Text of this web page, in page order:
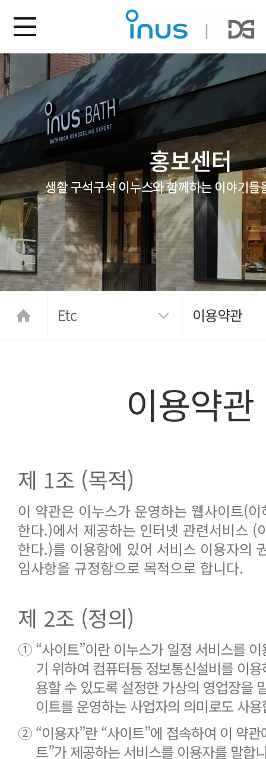
Etc 이용약관
이용약관
제 1조 (목적)
이 약관은 이누스가 운영하는 웹사이트(
한다.)에서 제공하는 인터넷 관련서비스 (
한다.)를 이용함에 있어 서비스 이용자의
임사항을 규정함으로 목적으로 합니다.
제 2조 (정의)
① “사이트”이란 이누스가 일정 서비스를
기 위하여 컴퓨터등 정보통신설비를 이
용할 수 있도록 설정한 가상의 영업장을
이트를 운영하는 사업자의 의미로도 사
② “이용자”란 “사이트”에 접속하여 이 약
트”가 제공하는 서비스를 이용자를 말합